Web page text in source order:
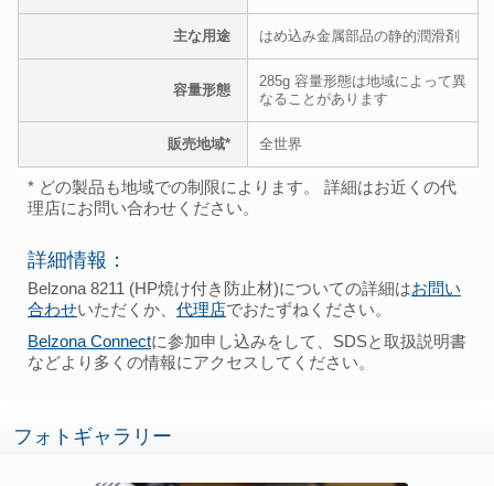
主な用途 はめ込み金属部品の静的潤滑剤
容量形態
285g 容量形態は地域によって異
なることがあります
販売地域* 全世界
* どの製品も地域での制限によります。 詳細はお近くの代
理店にお問い合わせください。
詳細情報：
Belzona 8211 (HP焼け付き防止材)についての詳細はお問い
合わせいただくか、 代理店でおたずねください。
Belzona Connectに参加申し込みをして、SDSと取扱説明書
などより多くの情報にアクセスしてください。
フォトギャラリー